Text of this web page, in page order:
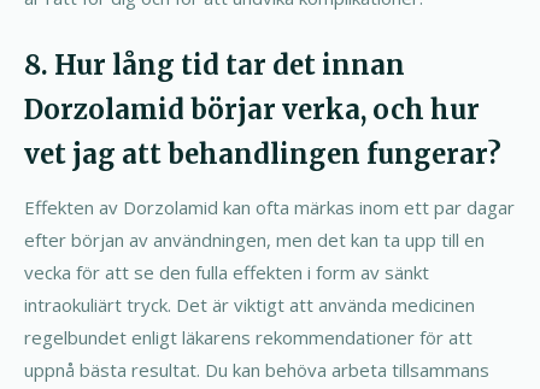
8. Hur lång tid tar det innan
Dorzolamid börjar verka, och hur
vet jag att behandlingen fungerar?
Effekten av Dorzolamid kan ofta märkas inom ett par dagar
efter början av användningen, men det kan ta upp till en
vecka för att se den fulla effekten i form av sänkt
intraokuliärt tryck. Det är viktigt att använda medicinen
regelbundet enligt läkarens rekommendationer för att
uppnå bästa resultat. Du kan behöva arbeta tillsammans